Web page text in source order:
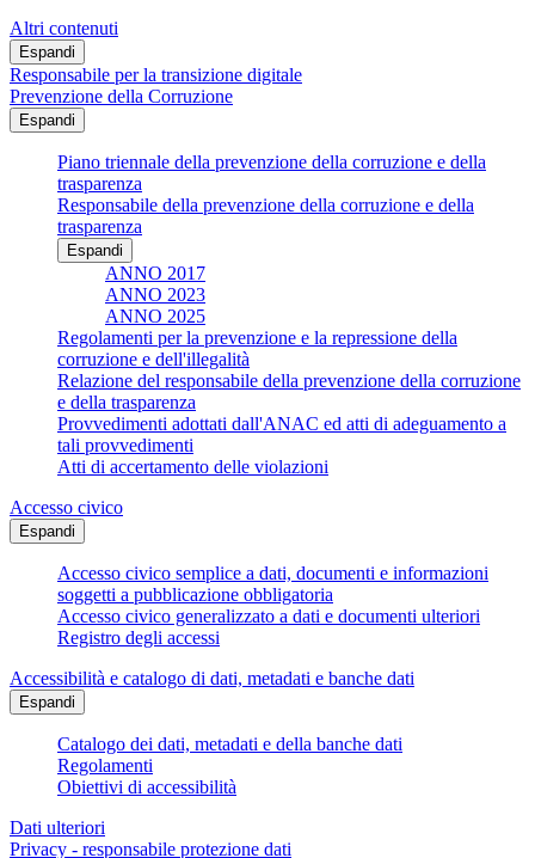
Altri contenuti
Espandi
Responsabile per la transizione digitale
Prevenzione della Corruzione
Espandi
Piano triennale della prevenzione della corruzione e della
trasparenza
Responsabile della prevenzione della corruzione e della
trasparenza
Espandi
ANNO 2017
ANNO 2023
ANNO 2025
Regolamenti per la prevenzione e la repressione della
corruzione e dell'illegalità
Relazione del responsabile della prevenzione della corruzione
e della trasparenza
Provvedimenti adottati dall'ANAC ed atti di adeguamento a
tali provvedimenti
Atti di accertamento delle violazioni
Accesso civico
Espandi
Accesso civico semplice a dati, documenti e informazioni
soggetti a pubblicazione obbligatoria
Accesso civico generalizzato a dati e documenti ulteriori
Registro degli accessi
Accessibilità e catalogo di dati, metadati e banche dati
Espandi
Catalogo dei dati, metadati e della banche dati
Regolamenti
Obiettivi di accessibilità
Dati ulteriori
Privacy - responsabile protezione dati